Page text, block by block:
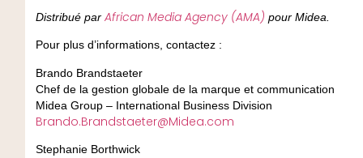
Distribué par African Media Agency (AMA) pour Midea.
Pour plus d’informations, contactez :
Brando Brandstaeter
Chef de la gestion globale de la marque et communication
Midea Group – International Business Division
Brando.Brandstaeter@Midea.com
Stephanie Borthwick